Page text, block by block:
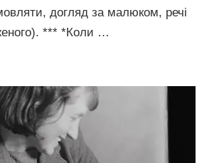
догляд за малюком, речі
*** *Коли …